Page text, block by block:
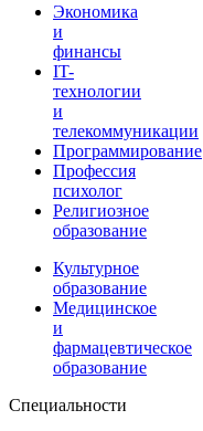
Экономика
и
финансы
IT-
технологии
и
телекоммуникации
Программирование
Профессия
психолог
Религиозное
образование
Культурное
образование
Медицинское
и
фармацевтическое
образование
Специальности